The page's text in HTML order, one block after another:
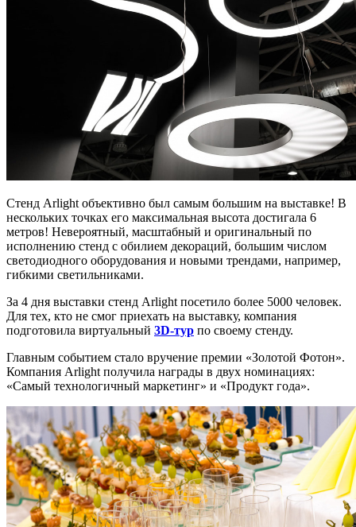
Стенд Arlight объективно был самым большим на выставке! В
нескольких точках его максимальная высота достигала 6
метров! Невероятный, масштабный и оригинальный по
исполнению стенд с обилием декораций, большим числом
светодиодного оборудования и новыми трендами, например,
гибкими светильниками.
За 4 дня выставки стенд Arlight посетило более 5000 человек.
Для тех, кто не смог приехать на выставку, компания
подготовила виртуальный 3D-тур по своему стенду.
Главным событием стало вручение премии «Золотой Фотон».
Компания Arlight получила награды в двух номинациях:
«Самый технологичный маркетинг» и «Продукт года».